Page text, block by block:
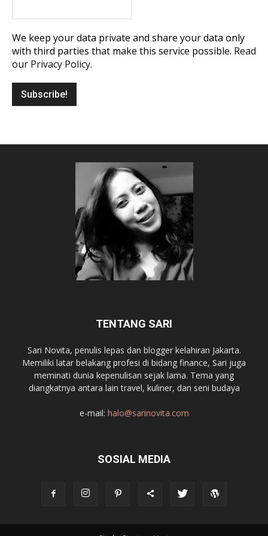
We keep your data private and share your data only
with third parties that make this service possible. Read
our Privacy Policy.
TENTANG SARI
Sari Novita, penulis lepas dan blogger kelahiran Jakarta.
Memiliki latar belakang profesi di bidang finance, Sari juga
meminati dunia kepenulisan sejak lama. Tema yang
diangkatnya antara lain travel, kuliner, dan seni budaya
e-mail: halo@sarinovita.com
SOSIAL MEDIA